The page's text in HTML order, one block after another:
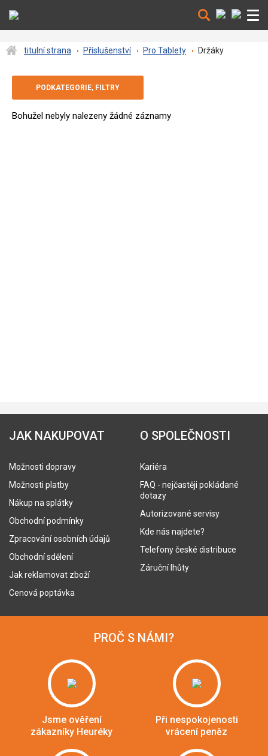
titulní strana Příslušenství Pro Tablety Držáky
Bohužel nebyly nalezeny žádné záznamy
JAK NAKUPOVAT
Možnosti dopravy
Možnosti platby
Nákup na splátky
Obchodní podmínky
Zpracování osobních údajů
Obchodní sdělení
Jak reklamovat zboží
Cenová poptávka
O SPOLEČNOSTI
Kariéra
FAQ - nejčastěji pokládané
dotazy
Autorizované servisy
Kde nás najdete?
Telefony české distribuce
Záruční lhůty
PROČ S NÁMI?
Jsme ověření
zákazníky Heuréky
Při nespokojenosti
vrácení peněz